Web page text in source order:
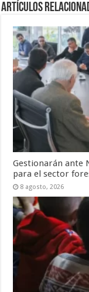
Artículos
Gestionarán ante
para el sector
8 agosto, 2026